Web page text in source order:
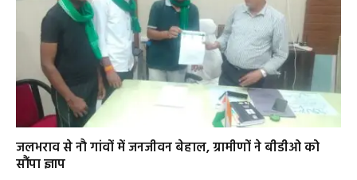
जलभराव से नौ गांवों में जनजीवन बेहाल, ग्रामीणों ने बीडीओ को
सौंपा ज्ञाप